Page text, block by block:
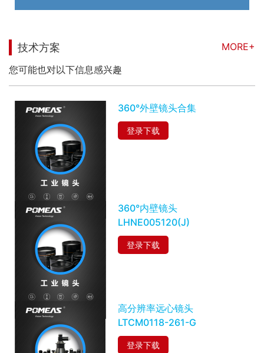
技术方案
MORE+
您可能也对以下信息感兴趣
360°外壁镜头合集
登录下载
360°内壁镜头
LHNE005120(J)
登录下载
高分辨率远心镜头
LTCM0118-261-G
登录下载